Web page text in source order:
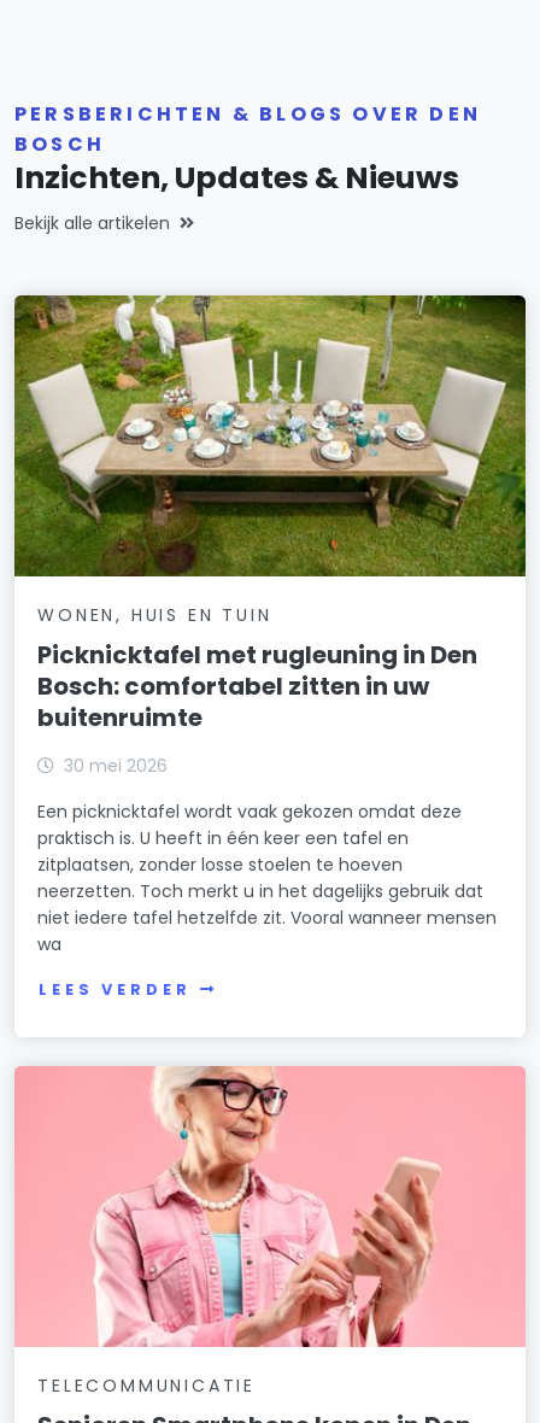
PERSBERICHTEN & BLOGS OVER DEN
BOSCH
Inzichten, Updates & Nieuws
Bekijk alle artikelen
WONEN, HUIS EN TUIN
Picknicktafel met rugleuning in Den
Bosch: comfortabel zitten in uw
buitenruimte
30 mei 2026
Een picknicktafel wordt vaak gekozen omdat deze
praktisch is. U heeft in één keer een tafel en
zitplaatsen, zonder losse stoelen te hoeven
neerzetten. Toch merkt u in het dagelijks gebruik dat
niet iedere tafel hetzelfde zit. Vooral wanneer mensen
wa
LEES VERDER
TELECOMMUNICATIE